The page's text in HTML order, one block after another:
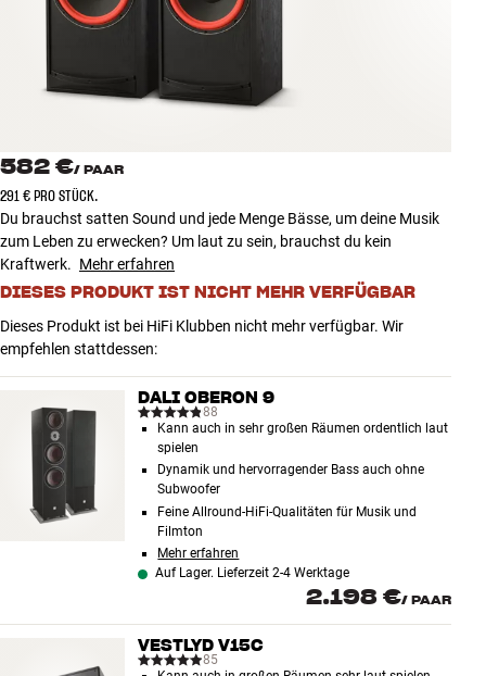
Zubehör
INSPIRATION
NEUHEITEN
ANGEBOTE
Store Finden
Kundendienst
Anmelden
Kundendienst
582 €/ PAAR
291 € PRO STÜCK.
Du brauchst satten Sound und jede Menge Bässe, um deine Musik
zum Leben zu erwecken? Um laut zu sein, brauchst du kein
Kraftwerk. Mehr erfahren
DIESES PRODUKT IST NICHT MEHR VERFÜGBAR
Dieses Produkt ist bei HiFi Klubben nicht mehr verfügbar. Wir
empfehlen stattdessen:
DALI OBERON 9
88
Kann auch in sehr großen Räumen ordentlich laut
spielen
Dynamik und hervorragender Bass auch ohne
Subwoofer
Feine Allround-HiFi-Qualitäten für Musik und
Filmton
Mehr erfahren
Auf Lager. Lieferzeit 2-4 Werktage
2.198 €/ PAAR
VESTLYD V15C
85